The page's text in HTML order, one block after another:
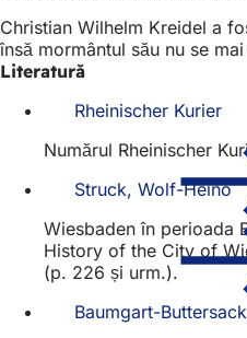
Christian Wilhelm Kreidel a
însă mormântul său nu se
Literatură
Rheinischer Kurier
Numărul Rheinischer
Struck, Wolf-Heino
Wiesbaden în perioada
History of the City of
(p. 226 și urm.).
Baumgart-